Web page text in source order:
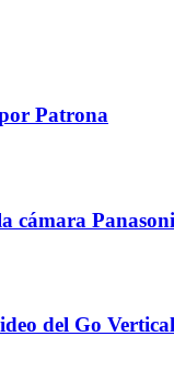
Patrona
del Go